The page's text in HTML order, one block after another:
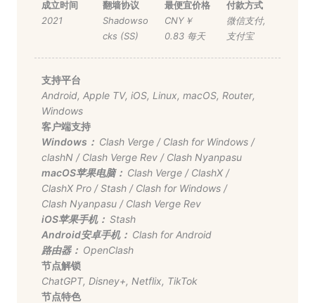
成立时间
2021
翻墙协议
Shadowso
cks (SS)
最便宜价格
CNY￥
0.83 每天
付款方式
微信支付,
支付宝
支持平台
Android, Apple TV, iOS, Linux, macOS, Router,
Windows
客户端支持
Windows： Clash Verge/ Clash for Windows/
clashN/ Clash Verge Rev/ Clash Nyanpasu
macOS苹果电脑： Clash Verge/ ClashX/
ClashX Pro/Stash/ Clash for Windows/
Clash Nyanpasu/ Clash Verge Rev
iOS苹果手机： Stash
Android安卓手机： Clash for Android
路由器： OpenClash
节点解锁
ChatGPT, Disney+, Netflix, TikTok
节点特色